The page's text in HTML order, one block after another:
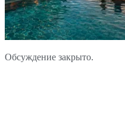
Обсуждение закрыто.